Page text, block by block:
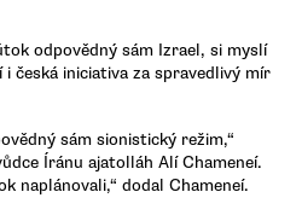
odpovědný sám Izrael, si myslí
i česká iniciativa za spravedlivý mír
sám sionistický režim,“
Íránu ajatolláh Alí Chameneí.
naplánovali,“ dodal Chameneí.